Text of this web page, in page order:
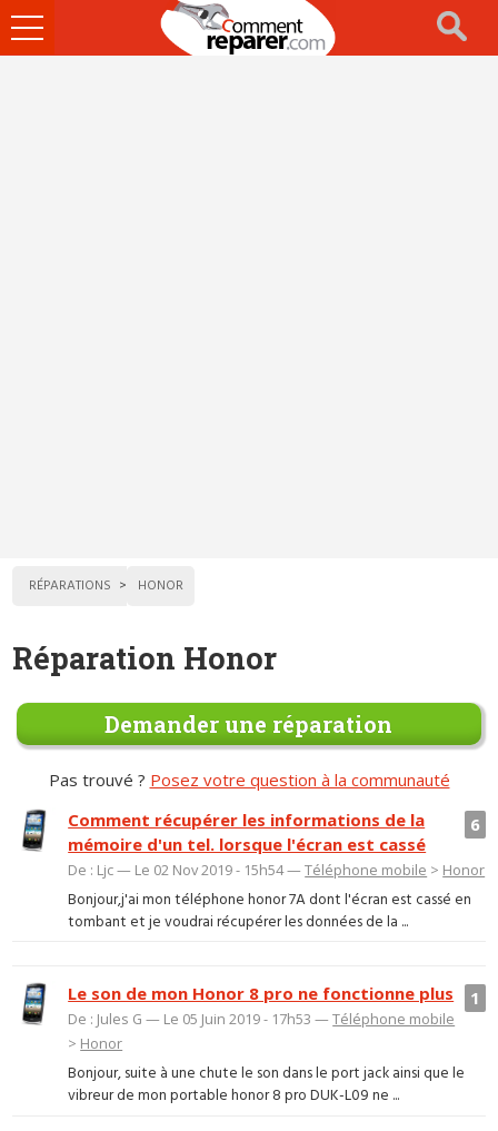
Ouvrir
le
RÉPARATIONS HONOR
Réparation Honor
Demander une réparation
Pas trouvé ? Posez votre question à la communauté
6
Comment récupérer les informations de la
mémoire d'un tel. lorsque l'écran est cassé
De : Ljc — Le 02 Nov 2019 - 15h54 —Téléphone mobile > Honor
Bonjour,j'ai mon téléphone honor 7A dont l'écran est cassé en
tombant et je voudrai récupérer les données de la ...
1
Le son de mon Honor 8 pro ne fonctionne plus
De : Jules G — Le 05 Juin 2019 - 17h53 —Téléphone mobile
> Honor
Bonjour, suite à une chute le son dans le port jack ainsi que le
vibreur de mon portable honor 8 pro DUK-L09 ne ...